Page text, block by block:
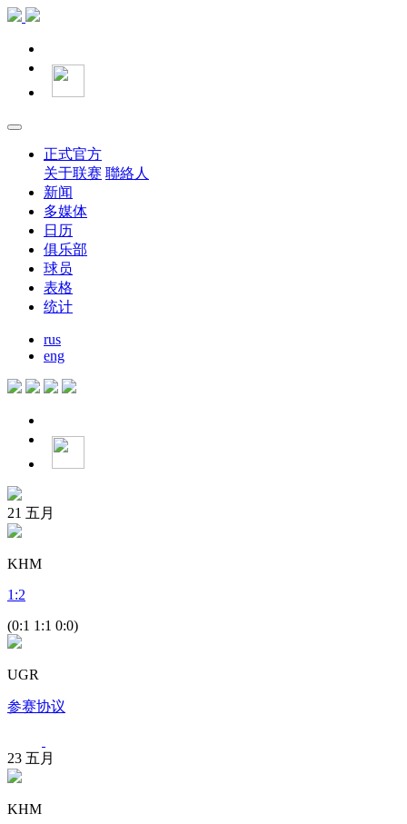
正式官方
关于联赛 聯絡人
新闻
多媒体
日历
俱乐部
球员
表格
统计
rus
eng
21 五月
KHM
1 :2
(0:1 1:1 0:0)
UGR
参赛协议
23 五月
KHM